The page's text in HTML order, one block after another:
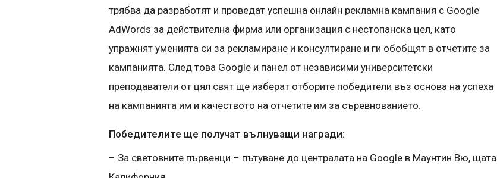
трябва да разработят и проведат успешна онлайн рекламна кампания с Google
AdWords за действителна фирма или организация с нестопанска цел, като
упражнят уменията си за рекламиране и консултиране и ги обобщят в отчетите за
кампанията. След това Google и панел от независими университетски
преподаватели от цял свят ще изберат отборите победители въз основа на успеха
на кампанията им и качеството на отчетите им за съревнованието.
Победителите ще получат вълнуващи награди:
– За световните първенци – пътуване до централата на Google в Маунтин Вю, щата